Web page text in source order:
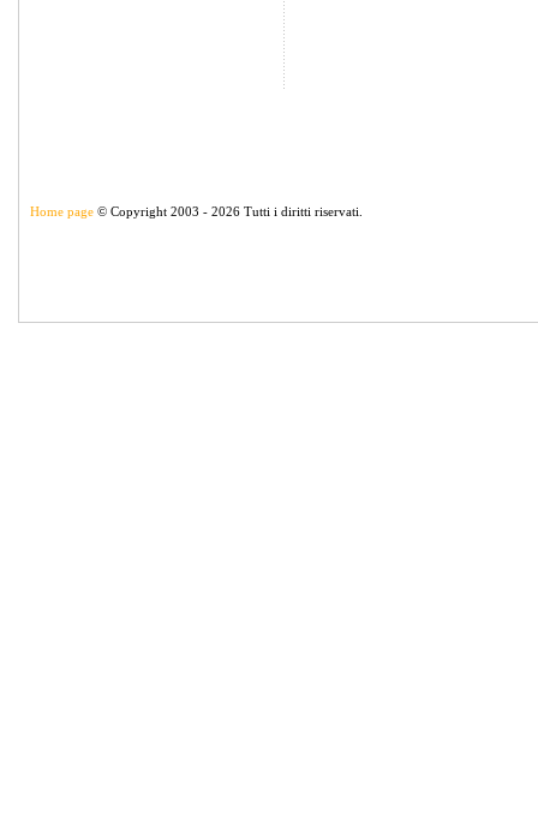
Home page © Copyright 2003 - 2026 Tutti i diritti riservati.